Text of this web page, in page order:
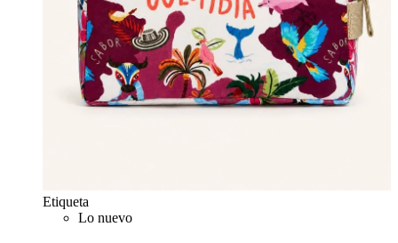
Etiqueta
Lo nuevo